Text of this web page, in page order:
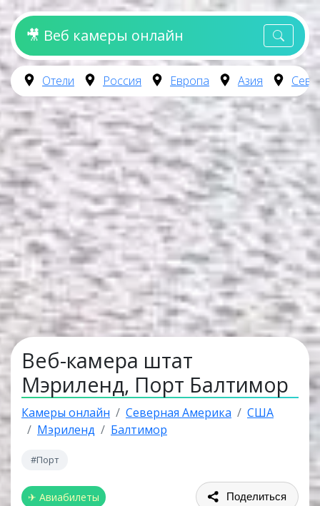
🎥 Веб камеры онлайн
Отели Россия Европа Азия
Веб-камера штат
Мэриленд, Порт Балтимор
Камеры онлайн Северная Америка
США
Мэриленд
Балтимор
#Порт
✈ Авиабилеты Поделиться